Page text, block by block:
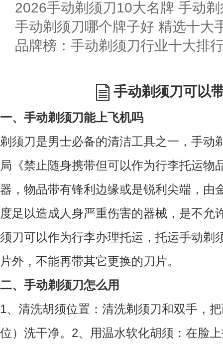
2026手动剃须刀10大名牌 手动
手动剃须刀哪个牌子好 精选十大
手动剃须刀可以
一、手动剃须刀能上飞机吗
剃须刀是男士必备的清洁工具之一，手动
局《禁止随身携带但可以作为行李托运物
器，物品带有锋利边缘或是锐利尖端，由
度足以造成人身严重伤害的器械，是不允
须刀可以作为行李办理托运，托运手动剃
片外，不能再带其它更换的刀片。
二、手动剃须刀怎么用
1、清洗胡须位置：清洗剃须刀和双手，
位）洗干净。2、用温水软化胡须：在脸